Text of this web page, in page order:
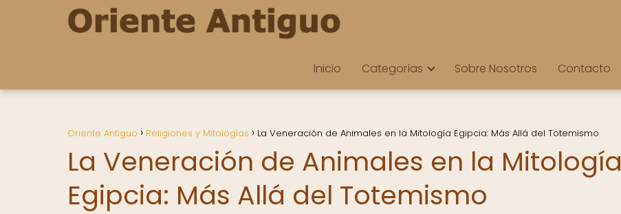
Inicio Categorías Sobre Nosotros Contacto
Oriente Antiguo Religiones y Mitologías La Veneración de Animales en la Mitología Egipcia: Más Allá del Totemismo
La Veneración de Animales en la Mitología
Egipcia: Más Allá del Totemismo